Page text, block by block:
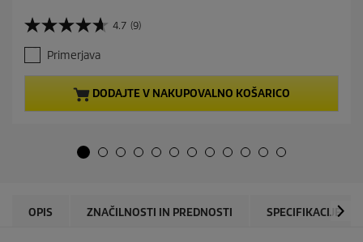
r
e
n
t
4.7 (9)
4
.
7
o
Primerjava
DODAJTE V NAKUPOVALNO KOŠARICO
OPIS ZNAČILNOSTI IN PREDNOSTI SPECIFIKACIJE